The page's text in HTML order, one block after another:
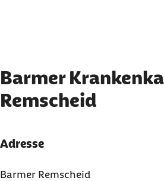
Barmer
Remscheid
Adresse
Barmer Remscheid